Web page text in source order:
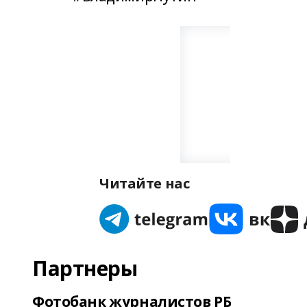
Читайте нас
Партнеры
Фотобанк журналистов РБ